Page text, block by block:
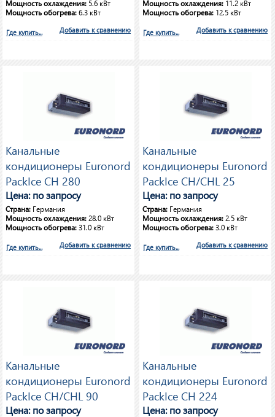
Мощность охлаждения: 5.6 кВт
Мощность обогрева: 6.3 кВт
Добавить к сравнению
Где купить...
Мощность охлаждения: 11.2 кВт
Мощность обогрева: 12.5 кВт
Добавить к сравнению
Где купить...
Канальные
кондиционеры Euronord
PackIce CH 280
Цена: по запросу
Страна: Германия
Мощность охлаждения: 28.0 кВт
Мощность обогрева: 31.0 кВт
Добавить к сравнению
Где купить...
Канальные
кондиционеры Euronord
PackIce CH/CHL 25
Цена: по запросу
Страна: Германия
Мощность охлаждения:2.5 кВт
Мощность обогрева:3.0 кВт
Добавить к сравнению
Где купить...
Канальные
кондиционеры Euronord
PackIce CH/CHL 90
Цена: по запросу
Канальные
кондиционеры Euronord
PackIce CH 224
Цена: по запросу